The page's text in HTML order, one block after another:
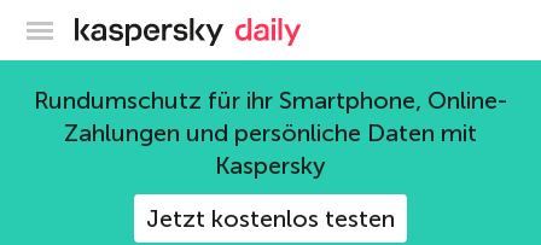
Offizieller Blog von Kaspersky
Rundumschutz für ihr Smartphone, Online-
Zahlungen und persönliche Daten mit
Kaspersky
Jetzt kostenlos testen